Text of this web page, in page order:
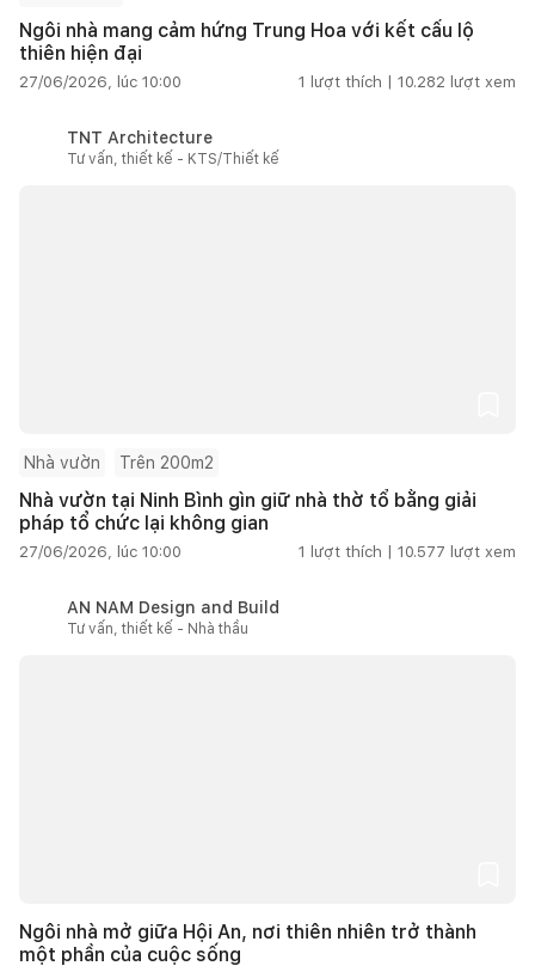
Ngôi nhà mang cảm hứng Trung Hoa với kết cấu lộ
thiên hiện đại
27/06/2026, lúc 10:00 1 lượt thích | 10.282 lượt xem
TNT Architecture
Tư vấn, thiết kế - KTS/Thiết kế
Nhà vườn Trên 200m2
Nhà vườn tại Ninh Bình gìn giữ nhà thờ tổ bằng giải
pháp tổ chức lại không gian
27/06/2026, lúc 10:00 1 lượt thích | 10.577 lượt xem
AN NAM Design and Build
Tư vấn, thiết kế - Nhà thầu
Ngôi nhà mở giữa Hội An, nơi thiên nhiên trở thành
một phần của cuộc sống